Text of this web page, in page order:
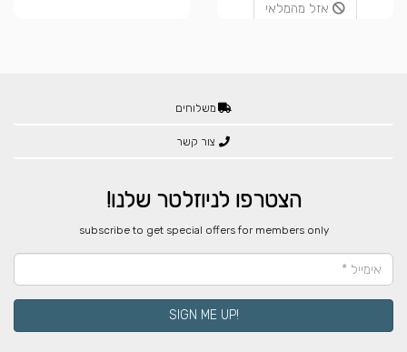
אזל מהמלאי
משלוחים
צור קשר
הצטרפו לניוזלטר שלנו!
​subscribe to get special offers for members only
!SIGN ME UP